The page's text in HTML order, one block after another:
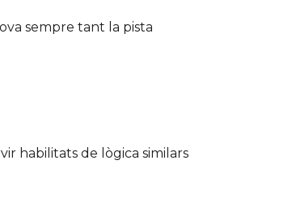
sempre tant la pista
habilitats de lògica similars